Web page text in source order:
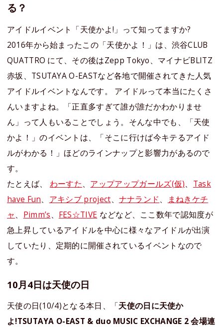
る？
アイドルイベント「天使かよ!」って知ってますか?
2016年から始まったこの「天使かよ！」は、渋谷CLUB
QUATTRO にて、その後はZepp Tokyo、マイナビBLITZ
赤坂、TSUTAYA O-EASTなど各地で開催されてきた人気
アイドルイベントなんです。 アイドルって本当にたくさ
んいますよね。「正直多すぎて誰が誰だかわかりませ
ん」って人もいることでしょう。そんな中でも、「天使
かよ！」のイベントは、「そこに行けば今キテるアイド
ルがわかる！」ほどのラインナップと影響力があるので
す。
たとえば、 わーすた、 アップアップガールズ(仮)、 Task
have Fun、 アキシブ project、 ナナランド、
まねきケチ
ャ、 Pimm’s、 FES☆TIVE などなど、ここ数年で認知度が
急上昇しているアイドルを中心に様々なアイドルが出演
していたり、定期的に開催されているイベントなので
す。
10月4日は天使の日
天使の日(10/4)となる本日、「天使の日に天使か
よ!TSUTAYA O-EAST & duo MUSIC EXCHANGE 2 会場連